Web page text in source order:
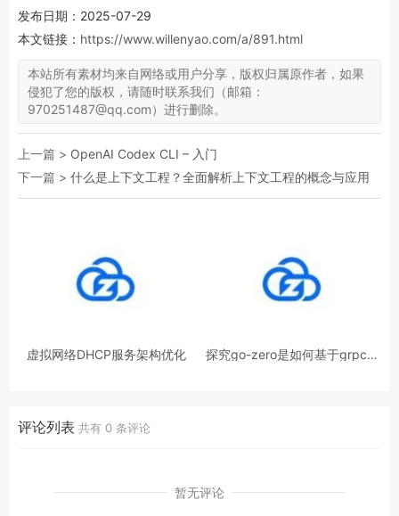
发布日期：2025-07-29
本文链接： https://www.willenyao.com/a/891.html
本站所有素材均来自网络或用户分享，版权归属原作者，如果
侵犯了您的版权，请随时联系我们（邮箱：
970251487@qq.com）进行删除。
上一篇 > OpenAI Codex CLI – 入门
下一篇 > 什么是上下文工程？全面解析上下文工程的概念与应用
虚拟网络DHCP服务架构优化
探究go-zero是如何基于grpc进
评论列表 共有 0 条评论
暂无评论